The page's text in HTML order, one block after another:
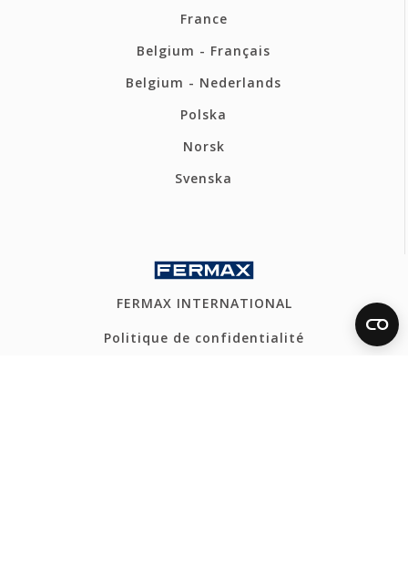
France
Belgium - Français
Belgium - Nederlands
Polska
Norsk
Svenska
FERMAX INTERNATIONAL
Politique de confidentialité